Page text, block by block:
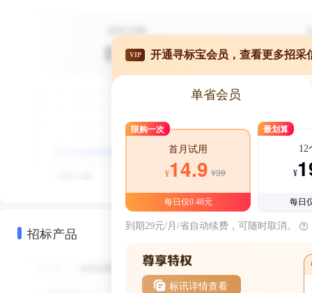
招标产品
VIP 开通寻标宝会员，查看更多招采
单省会员
限购一次
首月试用
¥14.9 ¥39
每日仅0.48元
最划算
12
¥
每日
到期29元/月/省自动续费，可随时取消。
标讯详情查看